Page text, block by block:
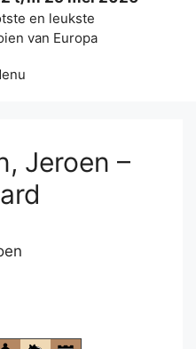
en leukste
van Europa
Jeroen –